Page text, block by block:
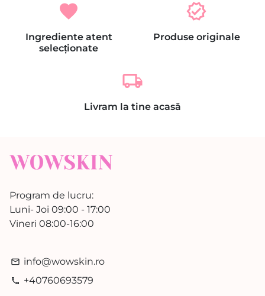
favorite
Ingrediente atent
selecționate
verified
Produse originale
local_shipping
Livram la tine acasă
Program de lucru:
Luni- Joi 09:00 - 17:00
Vineri 08:00-16:00
email info@wowskin.ro
phone +40760693579